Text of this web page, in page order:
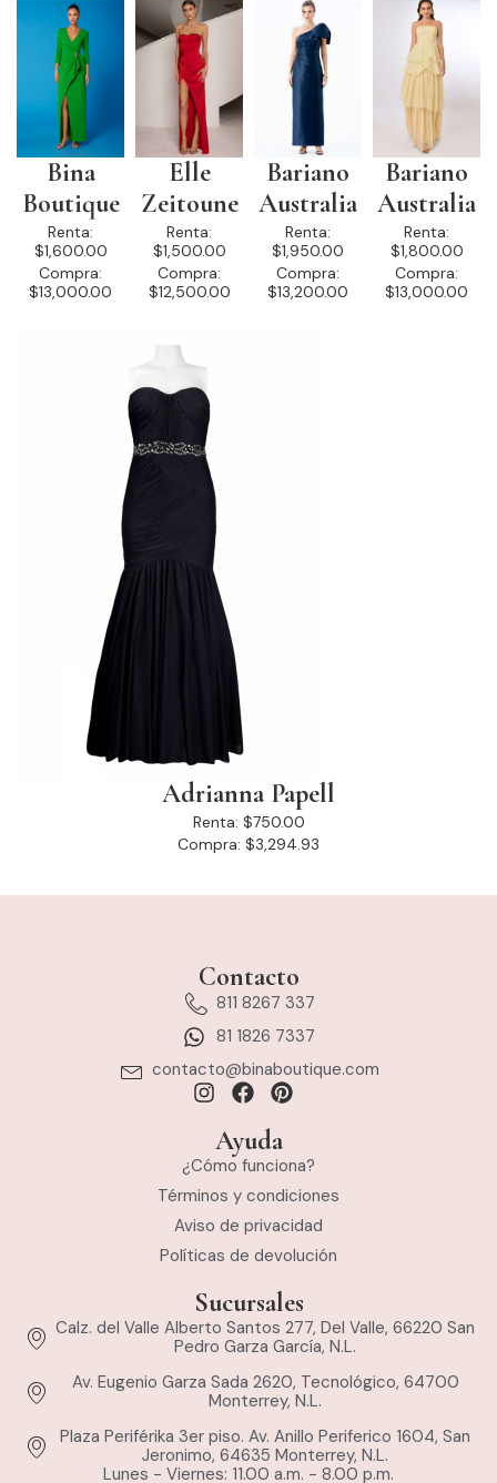
Bina
Boutique
Renta:
$1,600.00
Compra:
$13,000.00
Elle
Zeitoune
Renta:
$1,500.00
Compra:
$12,500.00
Bariano
Australia
Renta:
$1,950.00
Compra:
$13,200.00
Bariano
Australia
Renta:
$1,800.00
Compra:
$13,000.00
Adrianna Papell
Renta: $750.00
Compra: $3,294.93
Contacto
811 8267 337
81 1826 7337
contacto@binaboutique.com
Ayuda
¿Cómo funciona?
Términos y condiciones
Aviso de privacidad
Políticas de devolución
Sucursales
Calz. del Valle Alberto Santos 277, Del Valle, 66220 San
Pedro Garza García, N.L.
Av. Eugenio Garza Sada 2620, Tecnológico, 64700
Monterrey, N.L.
Plaza Periférika 3er piso. Av. Anillo Periferico 1604, San
Jeronimo, 64635 Monterrey, N.L.
Lunes - Viernes: 11.00 a.m. - 8.00 p.m.